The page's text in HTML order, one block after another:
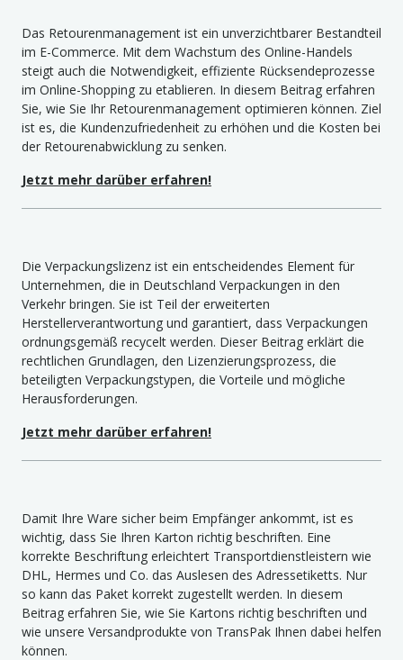
Das Retourenmanagement ist ein unverzichtbarer Bestandteil
im E-Commerce. Mit dem Wachstum des Online-Handels
steigt auch die Notwendigkeit, effiziente Rücksendeprozesse
im Online-Shopping zu etablieren. In diesem Beitrag erfahren
Sie, wie Sie Ihr Retourenmanagement optimieren können. Ziel
ist es, die Kundenzufriedenheit zu erhöhen und die Kosten bei
der Retourenabwicklung zu senken.
Jetzt mehr darüber erfahren!
Die Verpackungslizenz ist ein entscheidendes Element für
Unternehmen, die in Deutschland Verpackungen in den
Verkehr bringen. Sie ist Teil der erweiterten
Herstellerverantwortung und garantiert, dass Verpackungen
ordnungsgemäß recycelt werden. Dieser Beitrag erklärt die
rechtlichen Grundlagen, den Lizenzierungsprozess, die
beteiligten Verpackungstypen, die Vorteile und mögliche
Herausforderungen.
Jetzt mehr darüber erfahren!
Damit Ihre Ware sicher beim Empfänger ankommt, ist es
wichtig, dass Sie Ihren Karton richtig beschriften. Eine
korrekte Beschriftung erleichtert Transportdienstleistern wie
DHL, Hermes und Co. das Auslesen des Adressetiketts. Nur
so kann das Paket korrekt zugestellt werden. In diesem
Beitrag erfahren Sie, wie Sie Kartons richtig beschriften und
wie unsere Versandprodukte von TransPak Ihnen dabei helfen
können.